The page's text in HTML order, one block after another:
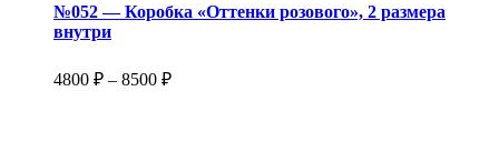
№052 — Коробка «Оттенки розового», 2 размера
внутри
4800 ₽ – 8500 ₽